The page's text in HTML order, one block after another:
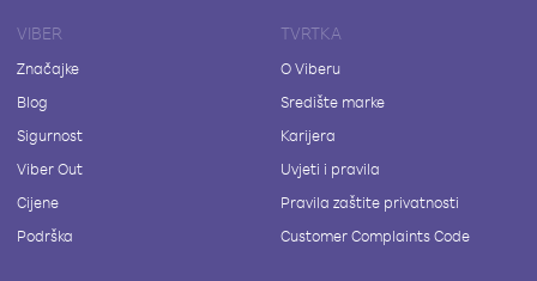
VIBER
Značajke
Blog
Sigurnost
Viber Out
Cijene
Podrška
TVRTKA
O Viberu
Središte marke
Karijera
Uvjeti i pravila
Pravila zaštite privatnosti
Customer Complaints Code